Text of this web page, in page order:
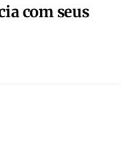
com seus